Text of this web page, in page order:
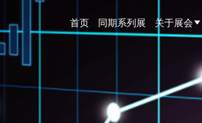
首页 同期系列展 关于展会